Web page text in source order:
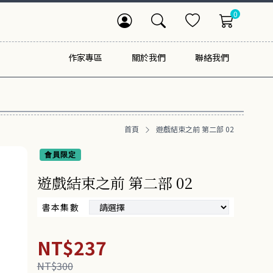
0
作家專區 關於我們 聯絡我們
首頁 遊戲結束之前 第二部 02
會員限定
遊戲結束之前 第二部 02
書本集數
NT$237
NT$300